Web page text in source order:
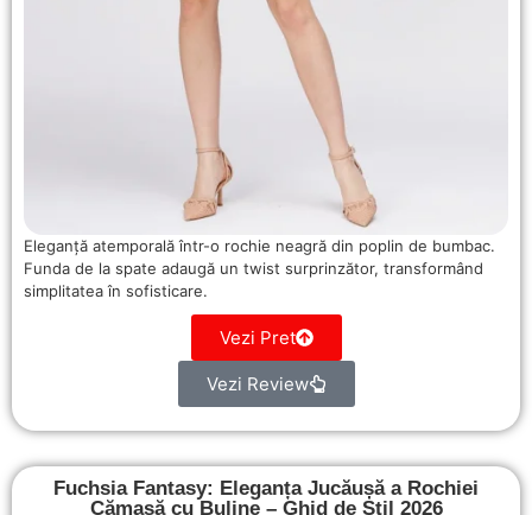
Eleganță atemporală într-o rochie neagră din poplin de bumbac.
Funda de la spate adaugă un twist surprinzător, transformând
simplitatea în sofisticare.
Vezi Pret
Vezi Review
Fuchsia Fantasy: Eleganța Jucăușă a Rochiei
Cămașă cu Buline – Ghid de Stil 2026